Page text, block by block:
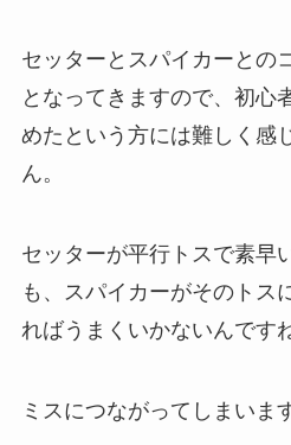
セッターとスパイカーとの
となってきますので、初心
めたという方には難しく感
ん。
セッターが平行トスで素早
も、スパイカーがそのトス
ればうまくいかないんです
ミスにつながってしまいま